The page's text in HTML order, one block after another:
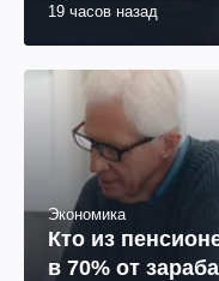
19 часов назад
Экономика
Кто из
в 70% от